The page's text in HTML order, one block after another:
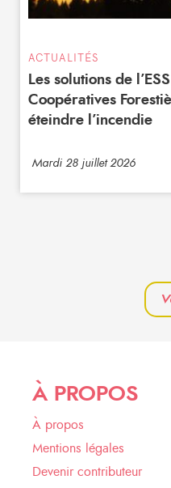
ACTUALITÉS
Les solutions de
Coopératives
éteindre l’incendie
Mardi 28 juillet 2026
À PROPOS
À propos
Mentions légales
Devenir contributeur